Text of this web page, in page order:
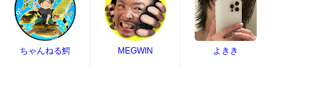
ちゃんねる鰐 MEGWIN よきき